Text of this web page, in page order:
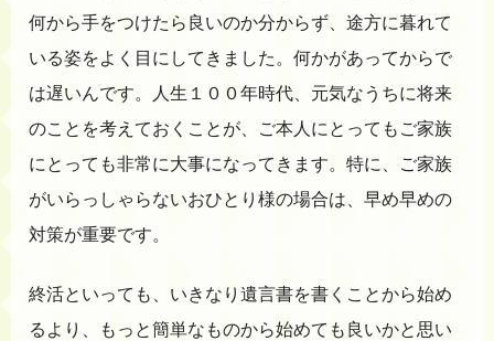
何から手をつけたら良いのか分からず、途方に暮れて
いる姿をよく目にしてきました。何かがあってからで
は遅いんです。人生１００年時代、元気なうちに将来
のことを考えておくことが、ご本人にとってもご家族
にとっても非常に大事になってきます。特に、ご家族
がいらっしゃらないおひとり様の場合は、早め早めの
対策が重要です。
終活といっても、いきなり遺言書を書くことから始め
るより、もっと簡単なものから始めても良いかと思い